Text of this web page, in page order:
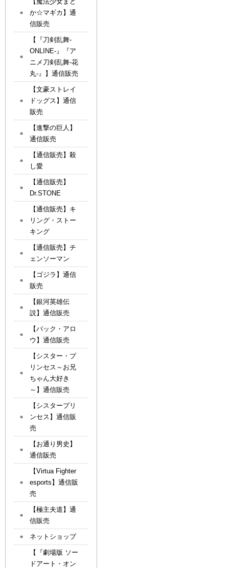
か☆マギカ】通
信販売
【『刀剣乱舞-
ONLINE-』『ア
ニメ刀剣乱舞-花
丸-』】通信販売
【文豪ストレイ
ドッグス】通信
販売
【進撃の巨人】
通信販売
【通信販売】殺
し愛
【通信販売】
Dr.STONE
【通信販売】キ
リング・ストー
キング
【通信販売】チ
ェンソーマン
【ゴジラ】通信
販売
【銀河英雄伝
説】通信販売
【バック・アロ
ウ】通信販売
【シスター・プ
リンセス～お兄
ちゃん大好き
～】通信販売
【シスタープリ
ンセス】通信販
売
【お通り男史】
通信販売
【Virtua Fighter
esports】通信販
売
【極主夫道】通
信販売
ネットショップ
【『劇場版 ソー
ドアート・オン